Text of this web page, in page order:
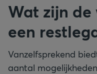
Wat zijn de
een
Vanzelfsprekend
aantal